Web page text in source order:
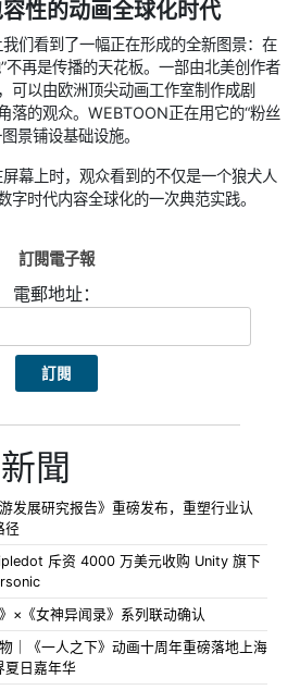
性的动画全球化时代
们看到了一幅正在形成的全新图景：在
不再是传播的天花板。一部由北美创作者
可以由欧洲顶尖动画工作室制作成剧
落的观众。WEBTOON正在用它的“粉丝
景铺设基础设施。
幕上时，观众看到的不仅是一个狼犬人
字时代内容全球化的一次典范实践。
訂閱電子報
電郵地址：
聞
发展研究报告》重磅发布，重塑行业认
径
斥资 4000 万美元收购 Unity 旗下
×《女神异闻录》系列联动确认
｜《一人之下》动画十周年重磅落地上海
夏日嘉年华